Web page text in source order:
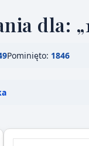
dla:
Pominięto: 1846